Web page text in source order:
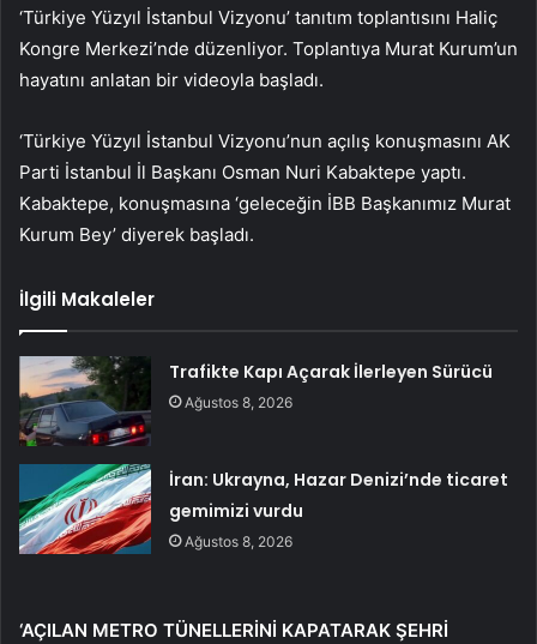
‘Türkiye Yüzyıl İstanbul Vizyonu’ tanıtım toplantısını Haliç
Kongre Merkezi’nde düzenliyor. Toplantıya Murat Kurum’un
hayatını anlatan bir videoyla başladı.
‘Türkiye Yüzyıl İstanbul Vizyonu’nun açılış konuşmasını AK
Parti İstanbul İl Başkanı Osman Nuri Kabaktepe yaptı.
Kabaktepe, konuşmasına ‘geleceğin İBB Başkanımız Murat
Kurum Bey’ diyerek başladı.
İlgili Makaleler
Trafikte Kapı Açarak İlerleyen Sürücü
Ağustos 8, 2026
İran: Ukrayna, Hazar Denizi’nde ticaret
gemimizi vurdu
Ağustos 8, 2026
‘AÇILAN METRO TÜNELLERİNİ KAPATARAK ŞEHRİ